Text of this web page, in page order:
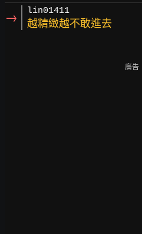
→ lin01411
越精緻越不敢進去
廣告